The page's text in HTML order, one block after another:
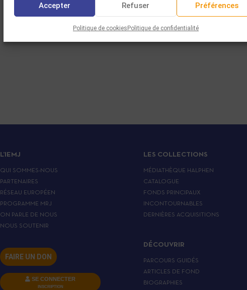
Accepter Refuser Préférences
Politique de cookies Politique de confidentialité
L’IEMJ
QUI SOMMES-NOUS
PARTENAIRES
RÉSEAU EUROPÉEN
PROGRAMME MRJ
ON PARLE DE NOUS
NOUS SOUTENIR
FAIRE UN DON
SE CONNECTER
INSCRIPTION
LES COLLECTIONS
MÉDIATHÈQUE HALPHEN
CATALOGUE
FONDS PRINCIPAUX
INCONTOURNABLES
DERNIÈRES ACQUISITIONS
DÉCOUVRIR
PARCOURS GUIDÉS
ARTICLES DE FOND
BIOGRAPHIES